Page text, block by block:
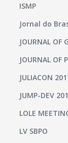
ISMP
Jornal do
JOURNAL OF
JOURNAL OF
JULIACON
JUMP-DEV
LOLE
LV SBPO